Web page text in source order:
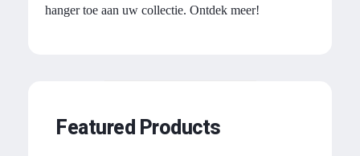
hanger toe aan uw collectie. Ontdek meer!
Featured Products